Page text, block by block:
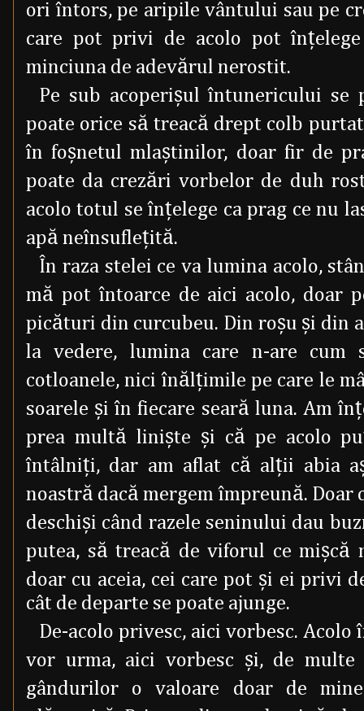
ori întors, pe aripile vântului sau pe
care pot privi de acolo pot
minciuna de adevărul nerostit.
Pe sub acoperişul întunericului se
poate orice să treacă drept colb
în foşnetul mlaştinilor, doar fir de
poate da crezări vorbelor de duh
acolo totul se înţelege ca prag ce nu
apă neînsufleţită.
În raza stelei ce va lumina acolo,
mă pot întoarce de aici acolo, doar
picături din curcubeu. Din roşu şi din
la vedere, lumina care n-are
cotloanele, nici înălţimile pe care le
soarele şi în fiecare seară luna. Am
prea multă linişte şi că pe acolo
întâlniţi, dar am aflat că alţii abia
noastră dacă mergem împreună. Doar
deschişi când razele seninului dau
putea, să treacă de viforul ce mişcă
doar cu aceia, cei care pot şi ei privi
cât de departe se poate ajunge.
De-acolo privesc, aici vorbesc.
vor urma, aici vorbesc şi, de
gândurilor o valoare doar de